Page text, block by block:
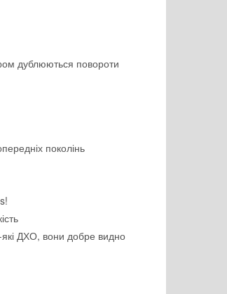
дублюються повороти
поколінь
які ДХО, вони добре видно